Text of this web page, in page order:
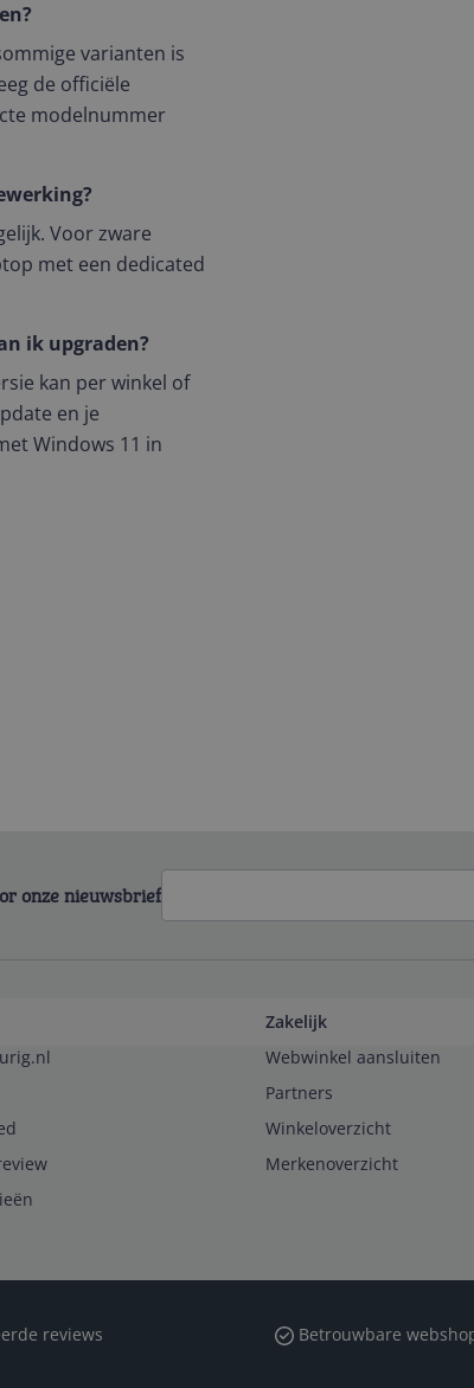
varianten is
de officiële
modelnummer
Voor zware
met een dedicated
ik upgraden?
kan per winkel of
en je
Windows 11 in
onze nieuwsbrief
Zakelijk
Webwinkel aansluiten
Partners
Winkeloverzicht
Merkenoverzicht
reviews Betrouwbare